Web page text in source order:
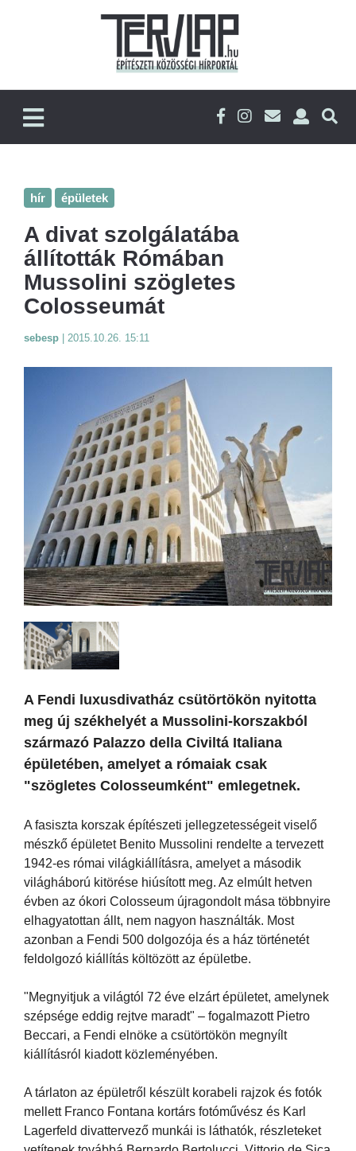
hír épületek
A divat szolgálatába
állították Rómában
Mussolini szögletes
Colosseumát
sebesp 2015.10.26. 15:11
A Fendi luxusdivatház csütörtökön nyitotta
meg új székhelyét a Mussolini-korszakból
származó Palazzo della Civiltá Italiana
épületében, amelyet a rómaiak csak
"szögletes Colosseumként" emlegetnek.
A fasiszta korszak építészeti jellegzetességeit viselő
mészkő épületet Benito Mussolini rendelte a tervezett
1942-es római világkiállításra, amelyet a második
világháború kitörése hiúsított meg. Az elmúlt hetven
évben az ókori Colosseum újragondolt mása többnyire
elhagyatottan állt, nem nagyon használták. Most
azonban a Fendi 500 dolgozója és a ház történetét
feldolgozó kiállítás költözött az épületbe.
"Megnyitjuk a világtól 72 éve elzárt épületet, amelynek
szépsége eddig rejtve maradt" – fogalmazott Pietro
Beccari, a Fendi elnöke a csütörtökön megnyílt
kiállításról kiadott közleményében.
A tárlaton az épületről készült korabeli rajzok és fotók
mellett Franco Fontana kortárs fotóművész és Karl
Lagerfeld divattervező munkái is láthatók, részleteket